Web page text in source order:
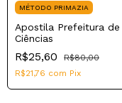
MÉTODO PRIMAZIA
Apostila Prefeitura
Ciências
R$25,60
R$80,00
R$21,76 com Pix